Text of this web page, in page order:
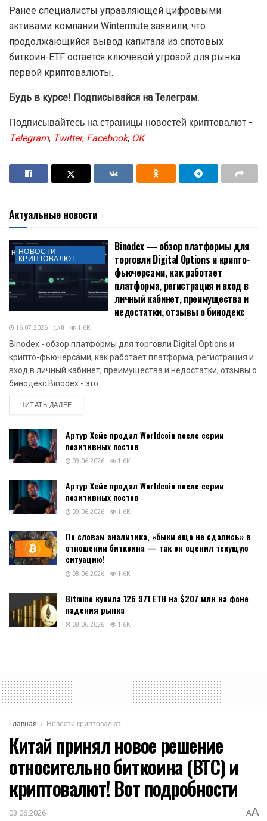
Ранее специалисты управляющей цифровыми
активами компании Wintermute заявили, что
продолжающийся вывод капитала из спотовых
биткоин-ETF остается ключевой угрозой для рынка
первой криптовалюты.
Будь в курсе! Подписывайся на Телеграм.
Подписывайтесь на страницы новостей криптовалют -
Telegram,Twitter,Facebook,OK
Актуальные новости
НОВОСТИ
КРИПТОВАЛЮТ
Binodex — обзор платформы для
торговли Digital Options и крипто-
фьючерсами, как работает
платформа, регистрация и вход в
личный кабинет, преимущества и
недостатки, отзывы о бинодекс
16.07.2026 0 1.6K
Binodex - обзор платформы для торговли Digital Options и
крипто-фьючерсами, как работает платформа, регистрация и
вход в личный кабинет, преимущества и недостатки, отзывы о
бинодекс Binodex - это...
ЧИТАТЬ ДАЛЕЕDETAILS
Артур Хейс продал Worldcoin после серии
позитивных постов
09.06.2026 1.6K
Артур Хейс продал Worldcoin после серии
позитивных постов
09.06.2026 1.6K
По словам аналитика, «быки еще не сдались» в
отношении биткоина — так он оценил текущую
ситуацию!
08.06.2026 1.6K
Bitmine купила 126 971 ETH на $207 млн на фоне
падения рынка
08.06.2026 1.6K
Главная Новости криптовалют
Китай принял новое решение
относительно биткоина (BTC) и
криптовалют! Вот подробности
03.06.2026 AA